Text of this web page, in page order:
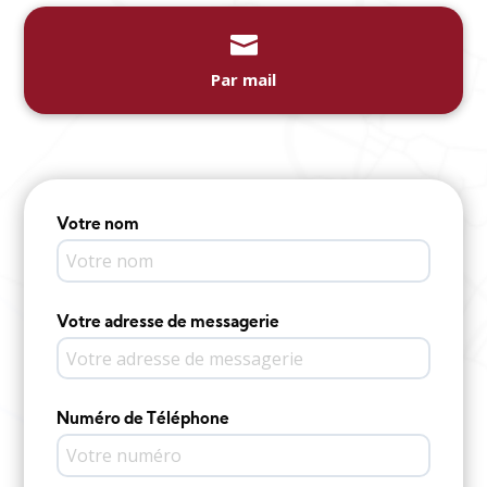

Par mail
Votre nom
Votre adresse de messagerie
Numéro de Téléphone